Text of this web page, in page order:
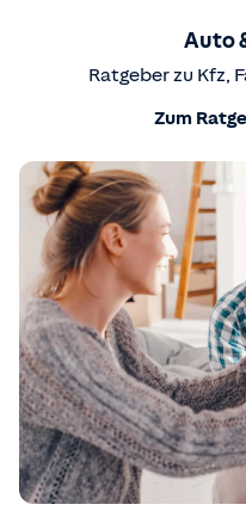
Auto
Ratgeber zu Kfz,
Zum